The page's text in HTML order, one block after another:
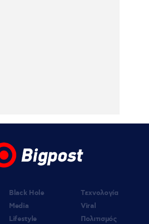
Black Hole
Media
Lifestyle
Τεχνολογία
Viral
Πολιτισμός